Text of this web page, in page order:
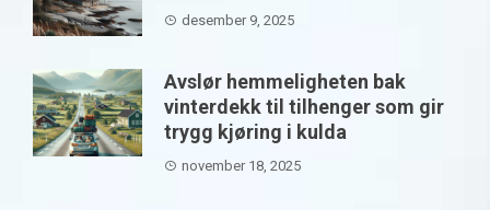
desember 9, 2025
Avslør hemmeligheten bak
vinterdekk til tilhenger som gir
trygg kjøring i kulda
november 18, 2025